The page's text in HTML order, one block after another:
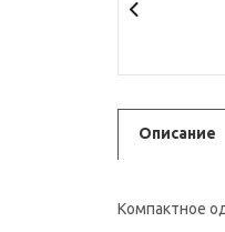
Описание
Компактное